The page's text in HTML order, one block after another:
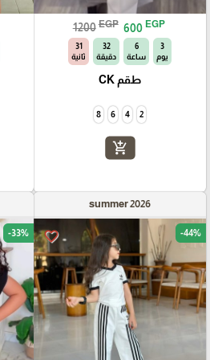
1200 EGP 600 EGP
3
يوم
6
ساعة
32
دقيقة
30
ثانية
طقم CK
2
4
6
8
add_shopping_cart
summer 2026
favorite_border -44%
-33%